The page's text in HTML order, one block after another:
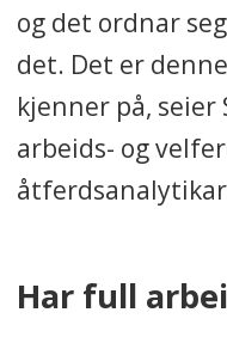
og det ordnar
det. Det er
kjenner på,
arbeids- og
Har full